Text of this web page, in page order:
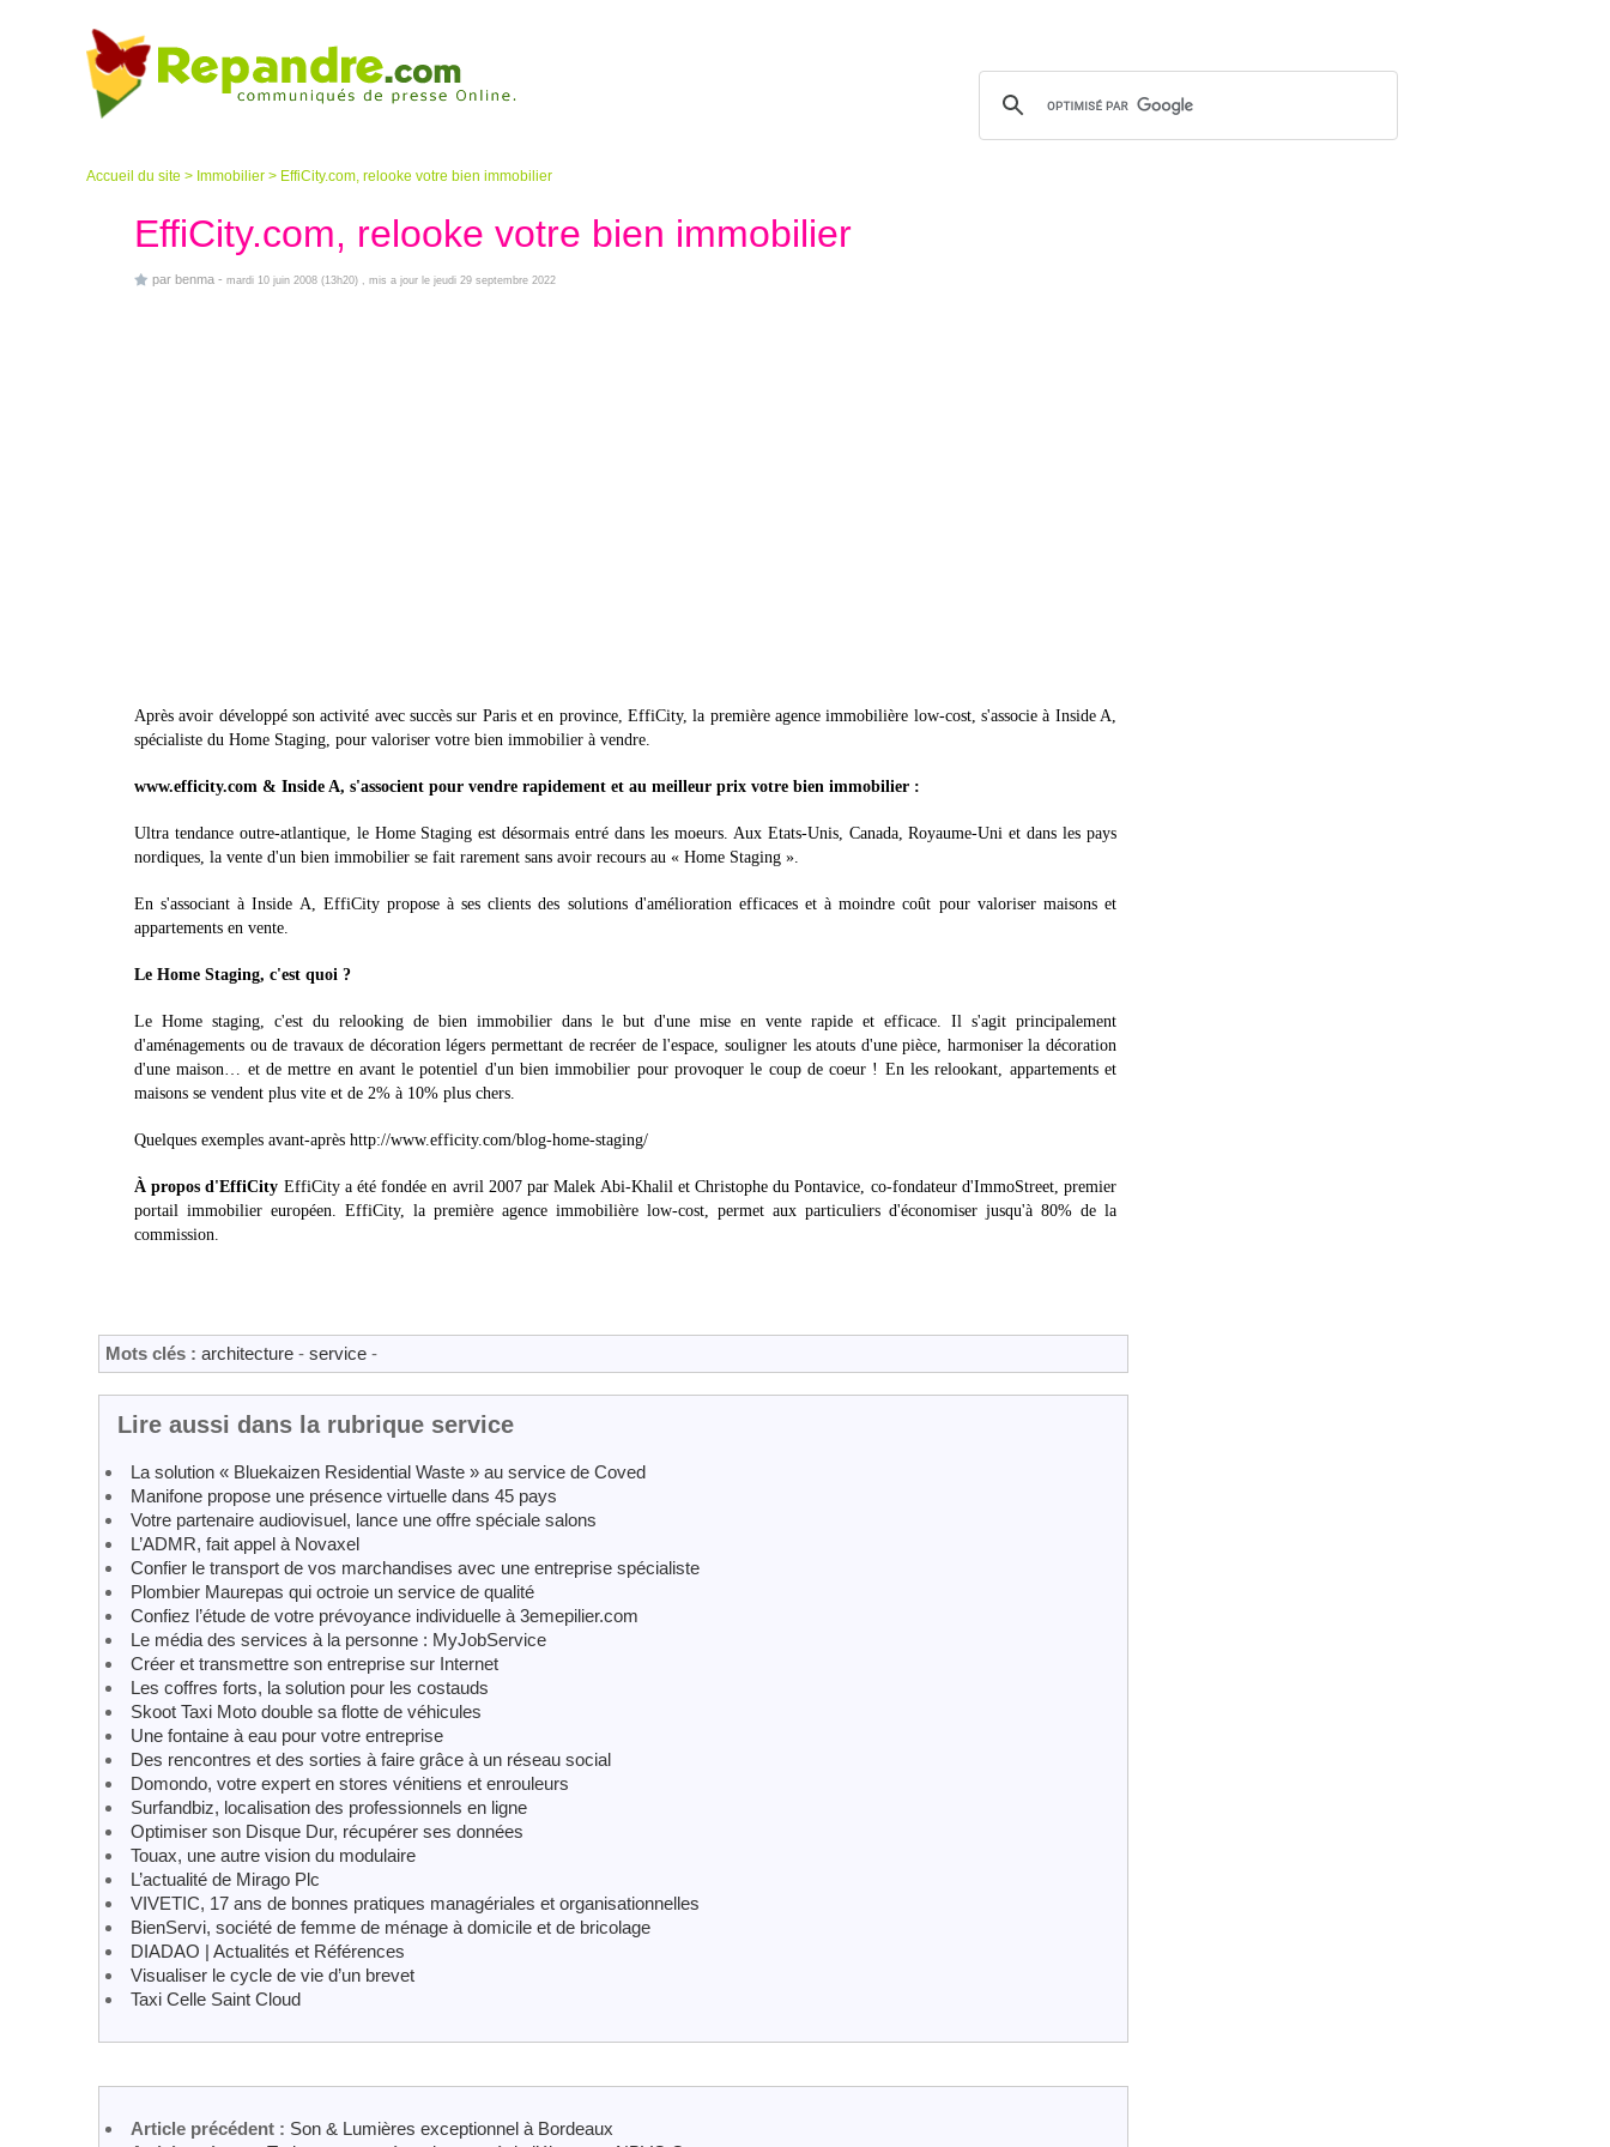
Accueil du site > Immobilier > EffiCity.com, relooke votre bien immobilier
EffiCity.com, relooke votre bien immobilier
par benma - mardi 10 juin 2008 (13h20) , mis a jour le jeudi 29 septembre 2022
Après avoir développé son activité avec succès sur Paris et en province, EffiCity, la première agence immobilière low-cost, s'associe à Inside A,
spécialiste du Home Staging, pour valoriser votre bien immobilier à vendre.
www.efficity.com & Inside A, s'associent pour vendre rapidement et au meilleur prix votre bien immobilier :
Ultra tendance outre-atlantique, le Home Staging est désormais entré dans les moeurs. Aux Etats-Unis, Canada, Royaume-Uni et dans les pays
nordiques, la vente d'un bien immobilier se fait rarement sans avoir recours au « Home Staging ».
En s'associant à Inside A, EffiCity propose à ses clients des solutions d'amélioration efficaces et à moindre coût pour valoriser maisons et
appartements en vente.
Le Home Staging, c'est quoi ?
Le Home staging, c'est du relooking de bien immobilier dans le but d'une mise en vente rapide et efficace. Il s'agit principalement
d'aménagements ou de travaux de décoration légers permettant de recréer de l'espace, souligner les atouts d'une pièce, harmoniser la décoration
d'une maison… et de mettre en avant le potentiel d'un bien immobilier pour provoquer le coup de coeur ! En les relookant, appartements et
maisons se vendent plus vite et de 2% à 10% plus chers.
Quelques exemples avant-après http://www.efficity.com/blog-home-staging/
À propos d'EffiCity EffiCity a été fondée en avril 2007 par Malek Abi-Khalil et Christophe du Pontavice, co-fondateur d'ImmoStreet, premier
portail immobilier européen. EffiCity, la première agence immobilière low-cost, permet aux particuliers d'économiser jusqu'à 80% de la
commission.
Mots clés : architecture - service -
Lire aussi dans la rubrique service
La solution « Bluekaizen Residential Waste » au service de Coved
Manifone propose une présence virtuelle dans 45 pays
Votre partenaire audiovisuel, lance une offre spéciale salons
L’ADMR, fait appel à Novaxel
Confier le transport de vos marchandises avec une entreprise spécialiste
Plombier Maurepas qui octroie un service de qualité
Confiez l’étude de votre prévoyance individuelle à 3emepilier.com
Le média des services à la personne : MyJobService
Créer et transmettre son entreprise sur Internet
Les coffres forts, la solution pour les costauds
Skoot Taxi Moto double sa flotte de véhicules
Une fontaine à eau pour votre entreprise
Des rencontres et des sorties à faire grâce à un réseau social
Domondo, votre expert en stores vénitiens et enrouleurs
Surfandbiz, localisation des professionnels en ligne
Optimiser son Disque Dur, récupérer ses données
Touax, une autre vision du modulaire
L’actualité de Mirago Plc
VIVETIC, 17 ans de bonnes pratiques managériales et organisationnelles
BienServi, société de femme de ménage à domicile et de bricolage
DIADAO | Actualités et Références
Visualiser le cycle de vie d’un brevet
Taxi Celle Saint Cloud
Article précédent : Son & Lumières exceptionnel à Bordeaux